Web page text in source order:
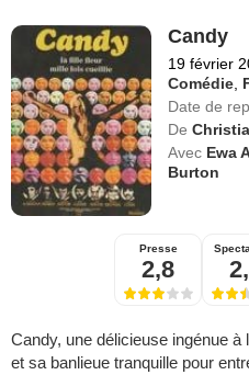
Candy
19 février
Comédie
Date de
De
Avec Ewa
Burton
Presse
2,8
Candy, une délicieuse ingénue
et sa banlieue tranquille pour